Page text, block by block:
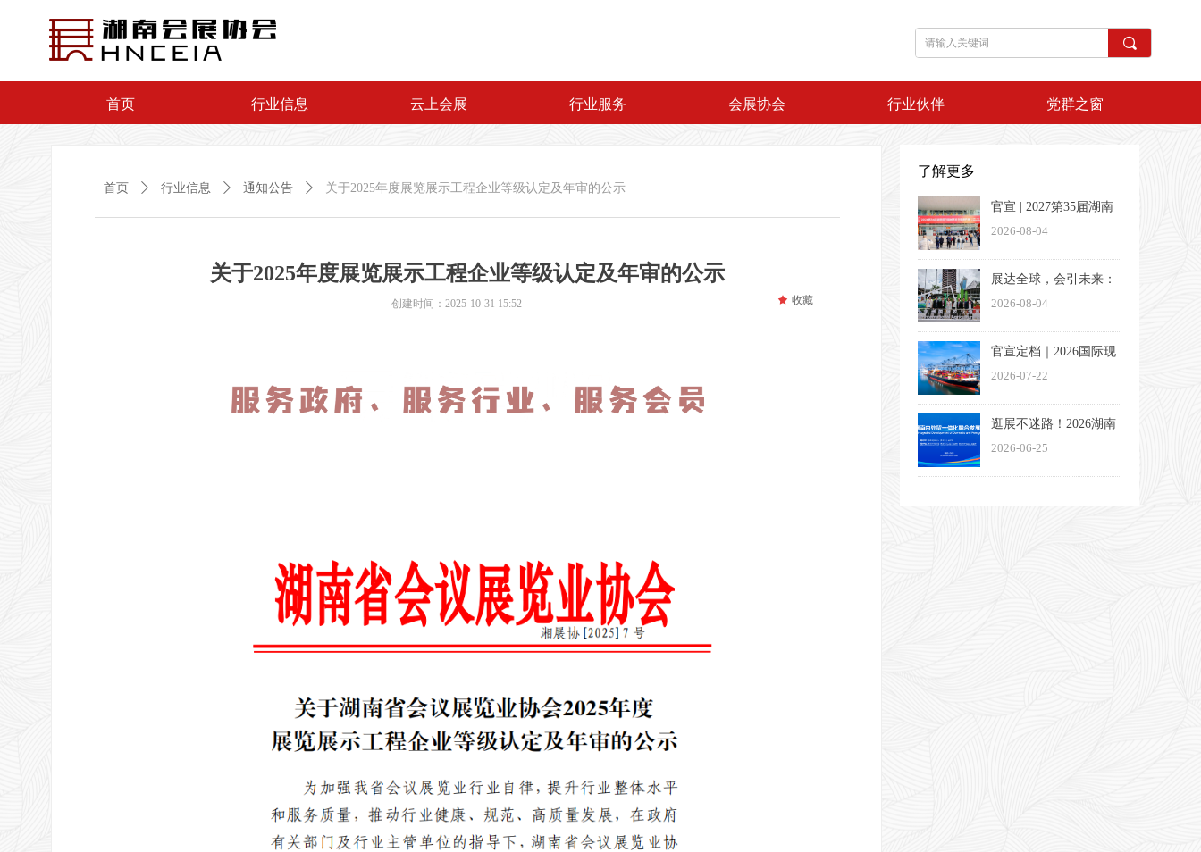
首页 行业信息 云上会展 行业服务 会展协会 行业伙伴 党群之窗
끠
关于2025年度展览展示工程企业等级认定及年审的公示
首页 ꄲ 行业信息 ꄲ 通知公告 ꄲ 关于2025年度展览展示工程企业等级认定及年审的公示
创建时间： 2025-10-31 15:52 끄 收藏
了解更多
官宣 | 2027第35届湖南
医疗器械展览会定档3
2026-08-04
展达全球，会引未来：
一家湖南会展企业的出
2026-08-04
官宣定档｜2026国际现
代物流与交通（长沙）
大启幕
2026-07-22
逛展不迷路！2026湖南
内外贸一体化融合发展
2026-06-25